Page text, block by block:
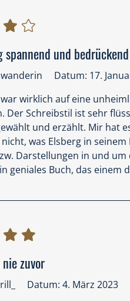
spannend und
Datum: 17.
wirklich auf eine
Der Schreibstil ist sehr
und erzählt. Mir hat
was Elsberg in
Darstellungen in und
geniales Buch, das einem
zuvor
Datum: 4. März 2023